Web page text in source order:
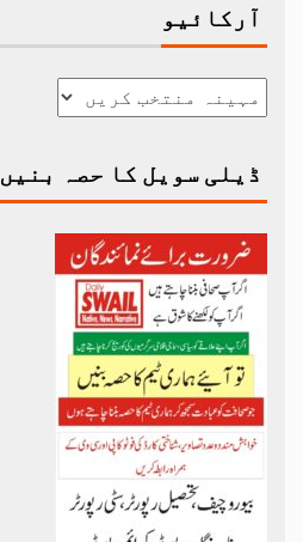
آرکائیو
ڈیلی سویل کا حصہ بنیں